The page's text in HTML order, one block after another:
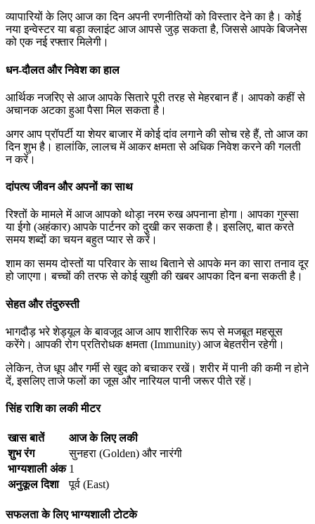
व्यापारियों के लिए आज का दिन अपनी रणनीतियों को विस्तार देने का है। कोई
नया इन्वेस्टर या बड़ा क्लाइंट आज आपसे जुड़ सकता है, जिससे आपके बिजनेस
को एक नई रफ्तार मिलेगी।
धन-दौलत और निवेश का हाल
आर्थिक नजरिए से आज आपके सितारे पूरी तरह से मेहरबान हैं। आपको कहीं से
अचानक अटका हुआ पैसा मिल सकता है।
अगर आप प्रॉपर्टी या शेयर बाजार में कोई दांव लगाने की सोच रहे हैं, तो आज का
दिन शुभ है। हालांकि, लालच में आकर क्षमता से अधिक निवेश करने की गलती
न करें।
दांपत्य जीवन और अपनों का साथ
रिश्तों के मामले में आज आपको थोड़ा नरम रुख अपनाना होगा। आपका गुस्सा
या ईगो (अहंकार) आपके पार्टनर को दुखी कर सकता है। इसलिए, बात करते
समय शब्दों का चयन बहुत प्यार से करें।
शाम का समय दोस्तों या परिवार के साथ बिताने से आपके मन का सारा तनाव दूर
हो जाएगा। बच्चों की तरफ से कोई खुशी की खबर आपका दिन बना सकती है।
सेहत और तंदुरुस्ती
भागदौड़ भरे शेड्यूल के बावजूद आज आप शारीरिक रूप से मजबूत महसूस
करेंगे। आपकी रोग प्रतिरोधक क्षमता (Immunity) आज बेहतरीन रहेगी।
लेकिन, तेज धूप और गर्मी से खुद को बचाकर रखें। शरीर में पानी की कमी न होने
दें, इसलिए ताजे फलों का जूस और नारियल पानी जरूर पीते रहें।
सिंह राशि का लकी मीटर
खास बातें
आज के लिए लकी
शुभ रंग
सुनहरा (Golden) और नारंगी
भाग्यशाली अंक 1
अनुकूल दिशा
पूर्व (East)
सफलता के लिए भाग्यशाली टोटके